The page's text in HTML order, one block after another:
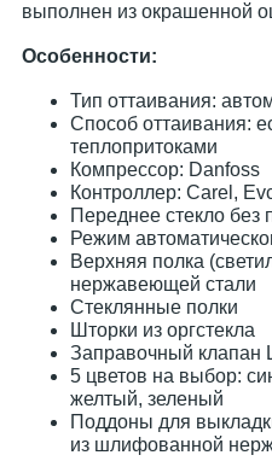
выполнен из окрашенной
Особенности:
Тип оттаивания:
Способ оттаивания:
теплопритоками
Компрессор: Danfoss
Контроллер: Carel,
Переднее стекло без
Режим
Верхняя полка
нержавеющей стали
Стеклянные полки
Шторки из оргстекла
Заправочный клапан
5 цветов на выбор:
желтый, зеленый
Поддоны для
из шлифованной